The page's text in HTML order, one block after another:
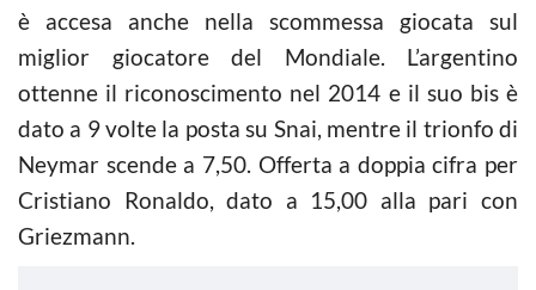
è accesa anche nella scommessa giocata sul
miglior giocatore del Mondiale. L’argentino
ottenne il riconoscimento nel 2014 e il suo bis è
dato a 9 volte la posta su Snai, mentre il trionfo di
Neymar scende a 7,50. Offerta a doppia cifra per
Cristiano Ronaldo, dato a 15,00 alla pari con
Griezmann.